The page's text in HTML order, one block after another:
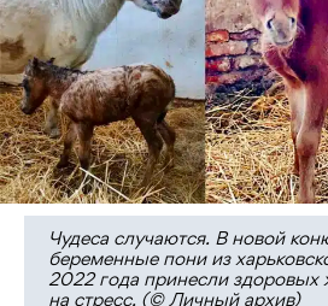
Чудеса случаются. В новой
беременные пони из
2022 года принесли здоровых
на стресс. (© Личный архив)